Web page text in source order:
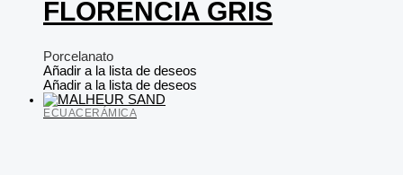
FLORENCIA GRIS
Porcelanato
Añadir a la lista de deseos
Añadir a la lista de deseos
ECUACERÁMICA